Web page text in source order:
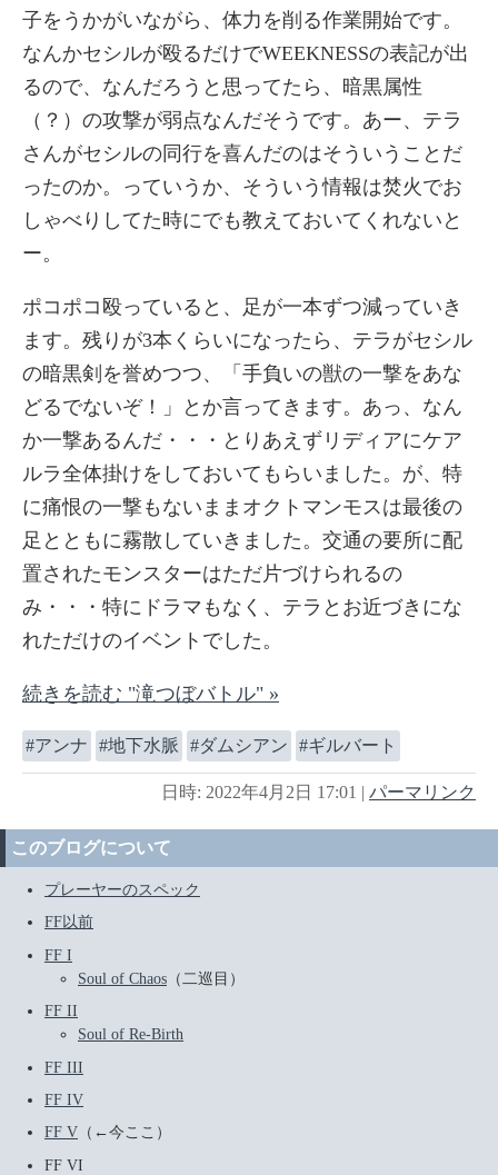
子をうかがいながら、体力を削る作業開始です。
なんかセシルが殴るだけでWEEKNESSの表記が出
るので、なんだろうと思ってたら、暗黒属性
（？）の攻撃が弱点なんだそうです。あー、テラ
さんがセシルの同行を喜んだのはそういうことだ
ったのか。っていうか、そういう情報は焚火でお
しゃべりしてた時にでも教えておいてくれないと
ー。
ポコポコ殴っていると、足が一本ずつ減っていき
ます。残りが3本くらいになったら、テラがセシル
の暗黒剣を誉めつつ、「手負いの獣の一撃をあな
どるでないぞ！」とか言ってきます。あっ、なん
か一撃あるんだ・・・とりあえずリディアにケア
ルラ全体掛けをしておいてもらいました。が、特
に痛恨の一撃もないままオクトマンモスは最後の
足とともに霧散していきました。交通の要所に配
置されたモンスターはただ片づけられるの
み・・・特にドラマもなく、テラとお近づきにな
れただけのイベントでした。
続きを読む "滝つぼバトル" »
アンナ 地下水脈 ダムシアン ギルバート
日時: 2022年4月2日 17:01 | パーマリンク
このブログについて
プレーヤーのスペック
FF以前
FF I
Soul of Chaos （二巡目）
FF II
Soul of Re-Birth
FF III
FF IV
FF V （←今ここ）
FF VI